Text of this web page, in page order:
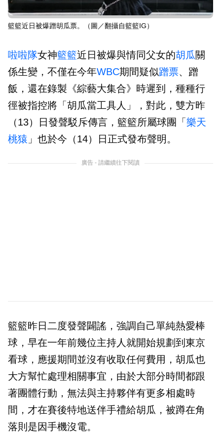
籃籃近日被爆蹭胡瓜票。（圖／翻攝自籃籃IG）
啦啦隊女神籃籃近日被爆與情同父女的胡瓜關
係生變，不僅在今年WBC期間疑似蹭票、蹭
飯，還在錄製《綜藝大集合》時遲到，種種行
徑被指控將「胡瓜當工具人」，對此，雙方昨
（13）日發聲駁斥傳言，籃籃所屬球團「 樂天
桃猿 」也於今（14）日正式發布聲明。
廣告 - 請繼續往下閱讀
籃籃昨日二度發聲闢謠，強調自己單純熱愛棒
球，早在一年前幾位主持人就開始規劃到東京
看球，應援期間並沒有收取任何費用，胡瓜也
大方幫忙處理相關事宜，由於大部分時間都跟
著團體行動，無法與主持夥伴有更多相處時
間，才在賽後特地送伴手禮給胡瓜，被蹲在角
落則是因手機沒電。